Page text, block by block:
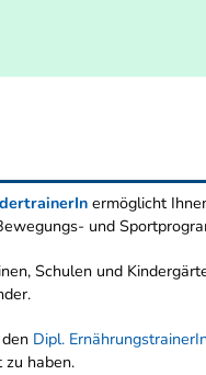
ermöglicht
und
Schulen und
Dipl.
zu haben.